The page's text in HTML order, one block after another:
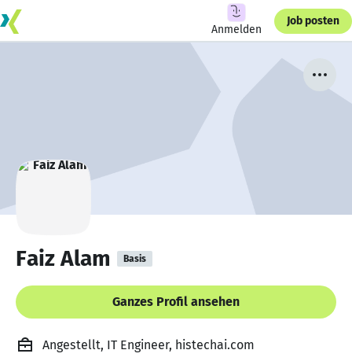
Anmelden
Job posten
Faiz Alam Basis
Ganzes Profil ansehen
Angestellt, IT Engineer, histechai.com